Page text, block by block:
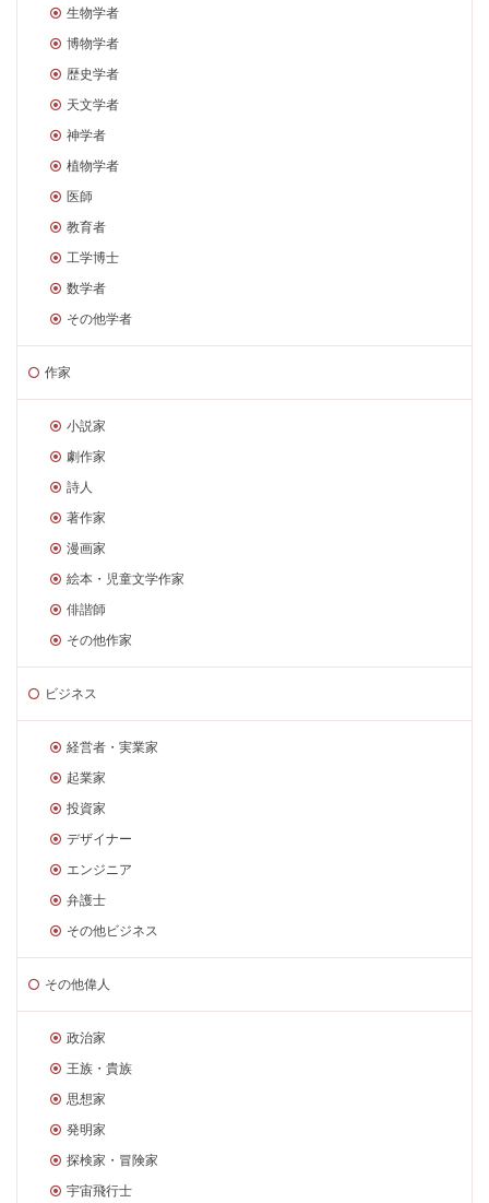
生物学者
博物学者
歴史学者
天文学者
神学者
植物学者
医師
教育者
工学博士
数学者
その他学者
作家
小説家
劇作家
詩人
著作家
漫画家
絵本・児童文学作家
俳諧師
その他作家
ビジネス
経営者・実業家
起業家
投資家
デザイナー
エンジニア
弁護士
その他ビジネス
その他偉人
政治家
王族・貴族
思想家
発明家
探検家・冒険家
宇宙飛行士